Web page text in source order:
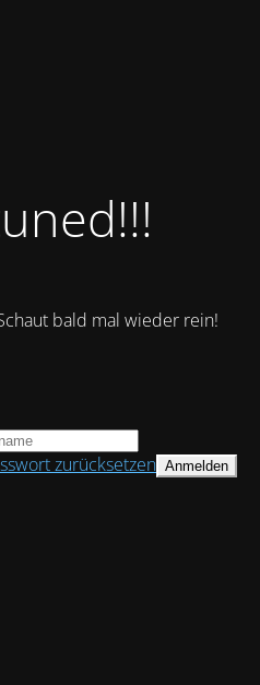
bald mal wieder rein!
zurücksetzen